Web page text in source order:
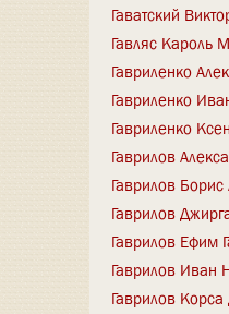
Гаватский
Гавляс Кароль
Гавриленко
Гавриленко
Гавриленко
Гаврилов
Гаврилов
Гаврилов
Гаврилов Ефим
Гаврилов Иван
Гаврилов